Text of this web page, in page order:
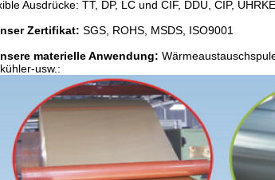
Ausdrücke: TT, DP, LC und CIF, DDU, CIP,
Zertifikat: SGS, ROHS, MSDS, ISO9001
materielle Anwendung:
usw.: